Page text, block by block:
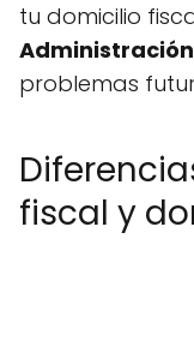
tu domicilio
problemas
fiscal y